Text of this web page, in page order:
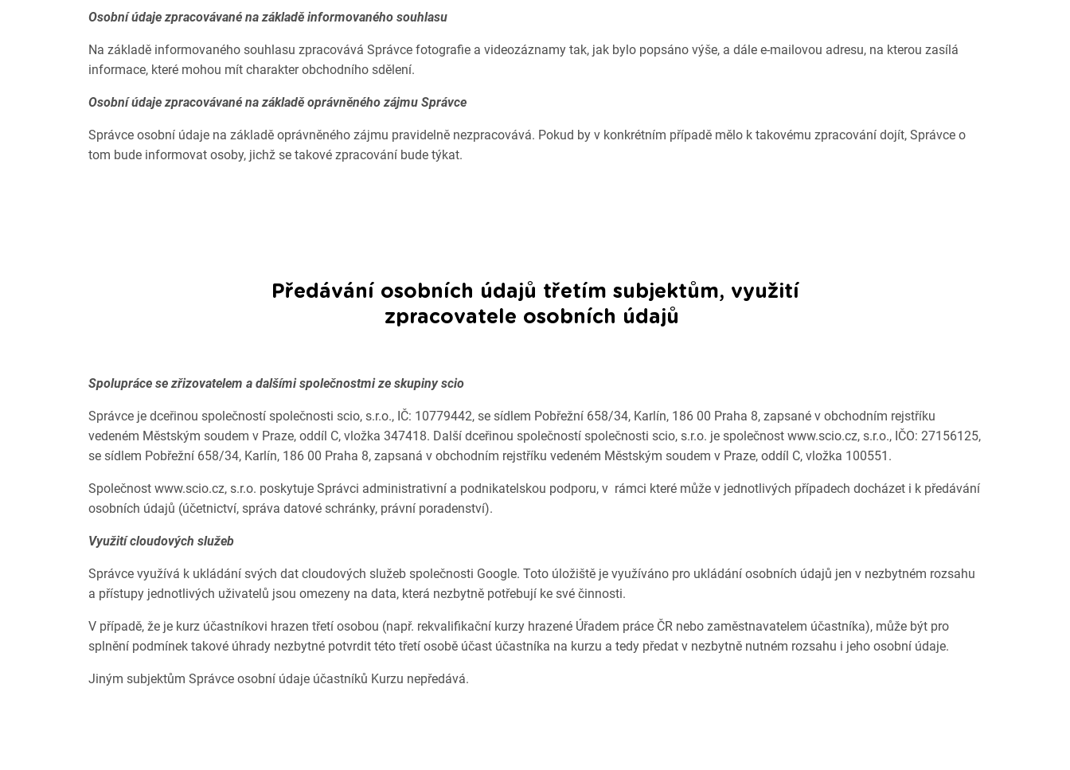
Osobní údaje zpracovávané na základě informovaného souhlasu
Na základě informovaného souhlasu zpracovává Správce fotografie a videozáznamy tak, jak bylo popsáno výše, a dále e-mailovou adresu, na kterou zasílá
informace, které mohou mít charakter obchodního sdělení.
Osobní údaje zpracovávané na základě oprávněného zájmu Správce
Správce osobní údaje na základě oprávněného zájmu pravidelně nezpracovává. Pokud by v konkrétním případě mělo k takovému zpracování dojít, Správce o
tom bude informovat osoby, jichž se takové zpracování bude týkat.
Předávání osobních údajů třetím subjektům, využití
zpracovatele osobních údajů
Spolupráce se zřizovatelem a dalšími společnostmi ze skupiny scio
Správce je dceřinou společností společnosti scio, s.r.o., IČ: 10779442, se sídlem Pobřežní 658/34, Karlín, 186 00 Praha 8, zapsané v obchodním rejstříku
vedeném Městským soudem v Praze, oddíl C, vložka 347418. Další dceřinou společností společnosti scio, s.r.o. je společnost www.scio.cz, s.r.o., IČO: 27156125,
se sídlem Pobřežní 658/34, Karlín, 186 00 Praha 8, zapsaná v obchodním rejstříku vedeném Městským soudem v Praze, oddíl C, vložka 100551.
Společnost www.scio.cz, s.r.o. poskytuje Správci administrativní a podnikatelskou podporu, v rámci které může v jednotlivých případech docházet i k předávání
osobních údajů (účetnictví, správa datové schránky, právní poradenství).
Využití cloudových služeb
Správce využívá k ukládání svých dat cloudových služeb společnosti Google. Toto úložiště je využíváno pro ukládání osobních údajů jen v nezbytném rozsahu
a přístupy jednotlivých uživatelů jsou omezeny na data, která nezbytně potřebují ke své činnosti.
V případě, že je kurz účastníkovi hrazen třetí osobou (např. rekvalifikační kurzy hrazené Úřadem práce ČR nebo zaměstnavatelem účastníka), může být pro
splnění podmínek takové úhrady nezbytné potvrdit této třetí osobě účast účastníka na kurzu a tedy předat v nezbytně nutném rozsahu i jeho osobní údaje.
Jiným subjektům Správce osobní údaje účastníků Kurzu nepředává.